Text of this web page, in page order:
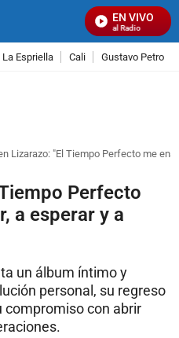
EN VIVO
Señal Visual Radio
Espriella Cali Gustavo Petro
Lizarazo: "El Tiempo Perfecto me
Perfecto
a esperar y a
un álbum íntimo y
personal, su regreso
compromiso con abrir